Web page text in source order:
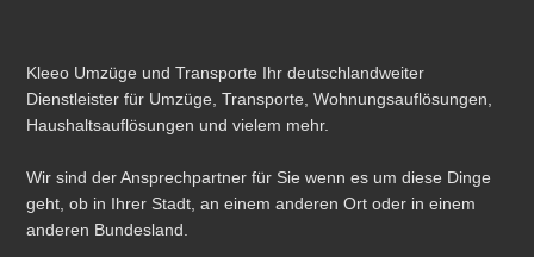
Kleeo Umzüge und Transporte Ihr deutschlandweiter
Dienstleister für Umzüge, Transporte, Wohnungsauflösungen,
Haushaltsauflösungen und vielem mehr.
Wir sind der Ansprechpartner für Sie wenn es um diese Dinge
geht, ob in Ihrer Stadt, an einem anderen Ort oder in einem
anderen Bundesland.